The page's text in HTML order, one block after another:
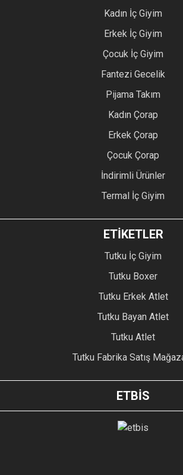
Kadın İç Giyim
Erkek İç Giyim
Çocuk İç Giyim
Fantezi Gecelik
Pijama Takım
Kadın Çorap
Erkek Çorap
Çocuk Çorap
İndirimli Ürünler
Termal İç Giyim
ETİKETLER
Tutku İç Giyim
Tutku Boxer
Tutku Erkek Atlet
Tutku Bayan Atlet
Tutku Atlet
Tutku Fabrika Satış
ETBİS